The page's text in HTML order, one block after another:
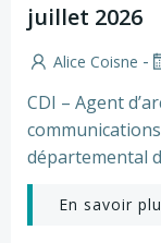
juillet 2026
Alice Coisne -
CDI – Agent
départemental
En savoir